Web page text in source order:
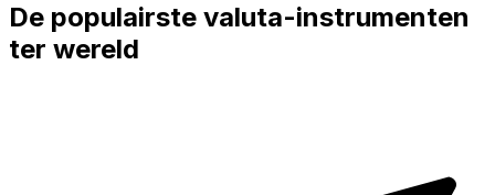
De populairste valuta-instrumenten
ter wereld